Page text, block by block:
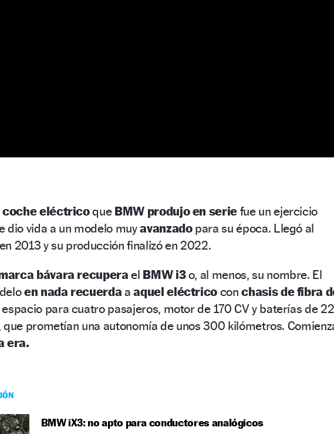
eléctricoque BMW produjo en serie fue un ejercicio
dio vida a un modelo muyavanzadopara su época. Llegó al
2013 y su producción finalizó en 2022.
bávara recupera el BMW i3o, al menos, su nombre. El
en nada recuerda aaquel eléctrico conchasis de fibra
espacio para cuatro pasajeros, motor de 170 CV y baterías de 22
que prometían una autonomía de unos 300 kilómetros.
era.
BMW iX3: no apto para conductores analógicos